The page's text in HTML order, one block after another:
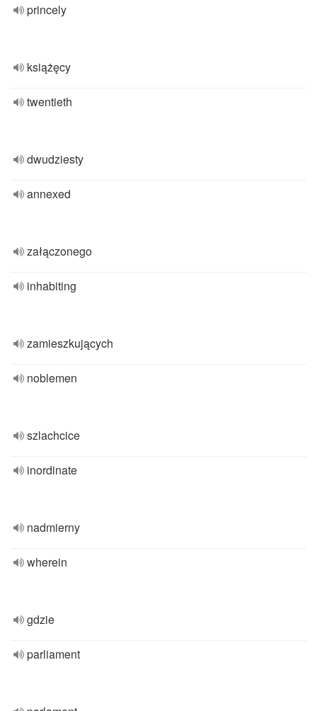
princely
książęcy
twentieth
dwudziesty
annexed
załączonego
inhabiting
zamieszkujących
noblemen
szlachcice
inordinate
nadmierny
wherein
gdzie
parliament